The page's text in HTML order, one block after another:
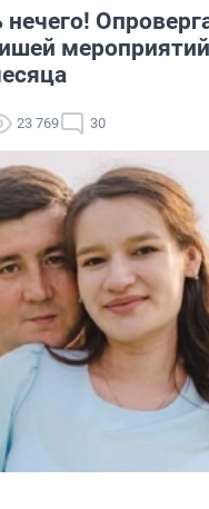
нечего!
23 769 30